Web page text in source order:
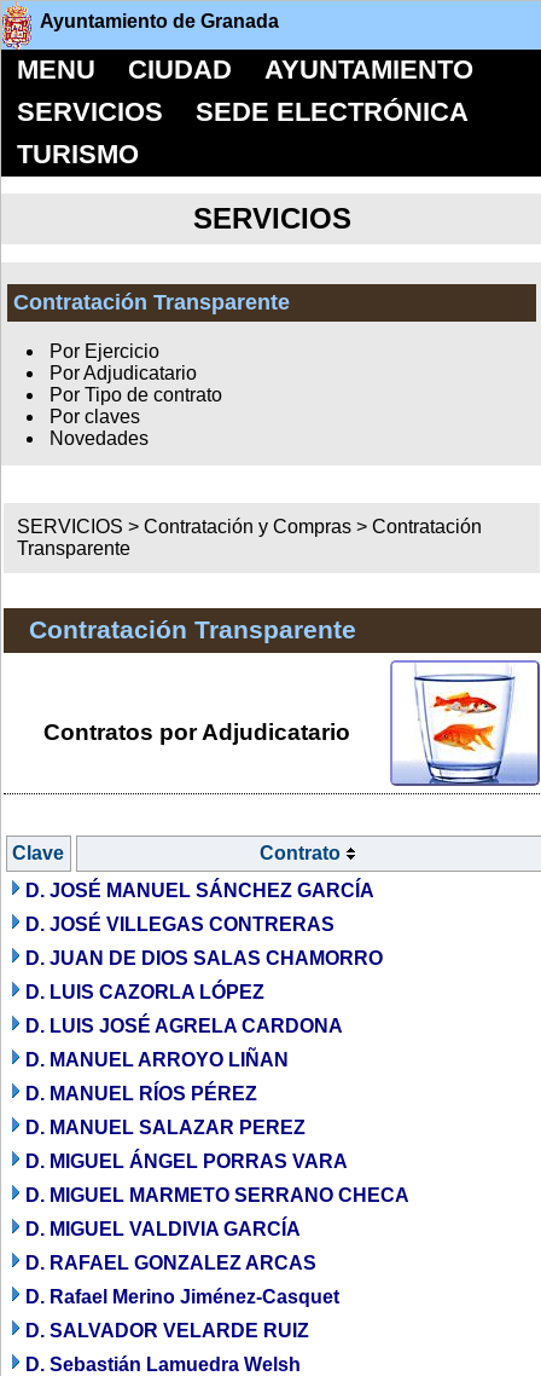
Ayuntamiento de Granada
MENU CIUDAD
AYUNTAMIENTO
SERVICIOS
SEDE ELECTRÓNICA
TURISMO
SERVICIOS
Contratación Transparente
Por Ejercicio
Por Adjudicatario
Por Tipo de contrato
Por claves
Novedades
SERVICIOS >Contratación y Compras >Contratación
Transparente
Contratación Transparente
Contratos por Adjudicatario
Clave
Contrato
D. JOSÉ MANUEL SÁNCHEZ GARCÍA
D. JOSÉ VILLEGAS CONTRERAS
D. JUAN DE DIOS SALAS CHAMORRO
D. LUIS CAZORLA LÓPEZ
D. LUIS JOSÉ AGRELA CARDONA
D. MANUEL ARROYO LIÑAN
D. MANUEL RÍOS PÉREZ
D. MANUEL SALAZAR PEREZ
D. MIGUEL ÁNGEL PORRAS VARA
D. MIGUEL MARMETO SERRANO CHECA
D. MIGUEL VALDIVIA GARCÍA
D. RAFAEL GONZALEZ ARCAS
D. Rafael Merino Jiménez-Casquet
D. SALVADOR VELARDE RUIZ
D. Sebastián Lamuedra Welsh